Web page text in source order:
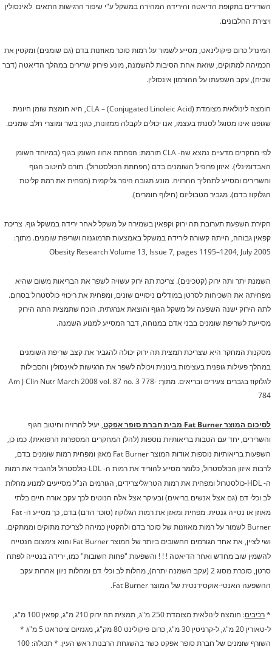
השרירים בתקופת הדיאטה והירידה המהירה במשקל ע"י שיפור הרגישות התאים לאינסולין
ויצירת החלבונים.
המינרל כרום פיקולינאט, מסייע לשמור על רמות סוכר מאוזנות בדם (גם שומנים) ומקטין את
הכמיהה למתוקים, שזאת אחת הסיבות להשמנה, מונע פירוק שרירים במהלך הדיאטה (דבר
שכיח), עקב השפעתו על ההורמון אינסולין.
חומצה לינולאית מצומדת (CLA – (Conjugated Linoleic Acid, היא חומצת שומן חיונית
שגופנו אינו מסוגל לסנתז בעצמו, אנו יכולים לקבלה ממזונות, כגון: בשר ומוצרי חלב שמנים.
לפי מחקרים מדעיים נמצא שה- CLA תורמת:
הפחתת אחוז השומן בגוף (במיוחד השומן
האבדומינלי). איזון פרופיל השומנים בדם (הפחתת הכולסטרול). תורם לחיטוב הגוף
והשרירים ומסייע לתהליך ההרזיה. מונע תגובה היפר גליקמית (מפחית את רמת קליטת
הגלוקוז בדם). מגביר מטבוליזם (חילוף חומרים).
חקירת השפעת תערובת תה ירוק וקפאין בשמירה על משקל לאחר ירידה במשקל גוף. צריכת
קפאין גבוהה, הייתה קשורה לירידה במשקל באמצעות תרמוגנזה ושריפת שומנים. מתוך:
Obesity Research Volume 13, Issue 7, pages 1195–1204, July 2005
השמנת יתר ותה ירוק (קטכינים). צריכת תה ירוק עשויה לשפר את הבריאות משום שהיא
מפחיתה את השכיחות לסרטן במודלים ניסויים שונים, ומפחית את ריכוזי כולסטרול בסרום.
לתה הירוק ישנה השפעה על משקל הגוף והוצאת אנרגתית. הוכח שתמצית התה הירוק
מסייעת לשריפת שומנים בבני אדם במנוחה, דבר המסייע למנוע השמנה.
מסקנות המחקר היא שצריכת תמצית תה ירוק יכולה להגביר את קצב שריפת השומנים
במהלך פעילות גופנית בעצימות בינונית ויכולה לשפר את הרגישות לאינסולין והסבילות
לגלוקוז בגברים צעירים ובריאים.
מתוך: Am J Clin Nutr March 2008 vol. 87 no. 3 778-
784
לסיכום המוצר Fat Burner מבית חברת סופר אפקט
, יעיל להרזיה וחיטוב הגוף
והשרירים, יחד עם הטבות בריאותיות נוספות (להלן המחקרים המספרות הרפואית). כמו כן,
השפעות בריאותיות נוספות אודות המוצר Fat Burner מאזן ומפחית רמות שומנים בדם,
לרבות איזון הכולסטרול, כלומר מסייע להוריד את רמות ה- LDL-כולסטרול ולהגביר את רמות
ה- HDL-כולסטרול ומפחית את רמות הטריגליצרידים, הגורמים הנ"ל מסייעים למנוע מחלות
לב וכלי דם (גם אצל אנשים בריאים) ובעיקר אצל אלה הנוטים לכך עקב אורח חיים בלתי
מאוזן או נטייה גנטית. מפחית ומאזן את רמות הגלוקוז (סוכר הדם) בדם, כך מסייע ה- Fat
Burner לשמור על רמות מאוזנות של סוכר בדם ולהקטין כמיהה לצריכת מתוקים וממתקים.
ושי לציין, את אחד הגורמים החשובים ביותר של המוצר Fat Burner והוא צימצום הנטייה
להשמין שוב מחדש ואחר הדיאטה ! ! ! והשפעות "פחות חשובות" כמו, ירידה בנטייה לפתח
סרטן, סוכרת מסוג 2 (עקב השמנה יתרה), מחלות לב וכלי דם ומחלות ניוון אחרות עקב
ההשפעה האנטי-אוקסידנטית של המוצר Fat Burner.
*רכיבים
: חומצה לינולאית מצומדת 250 מ"ג, תמצית תה ירוק 210 מ"ג, קפאין 100 מ"ג,
ל-טאורין 20 מ"ג, ל-קרניטין 30 מ"ג, כרום פיקולינט 80 מק"ג, מגנזיום ציטראט 5 מ"ג
*
השורף שומנים של חברת סופר אפקט כשר בהשגחת הרבנות ראש העין. * תכולה: 100